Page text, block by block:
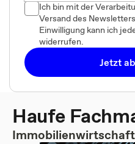
Ich bin mit der
Versand des
Einwilligung kann ich
widerrufen.
Jetzt
Haufe
Immobilienwirtschaft